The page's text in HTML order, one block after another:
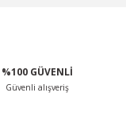
%100 GÜVENLİ
Güvenli alışveriş